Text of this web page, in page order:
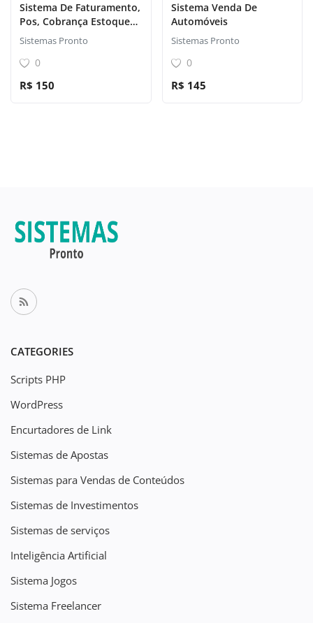
Sistema De Faturamento,
Pos, Cobrança Estoque
Com Gst E Crm
Sistemas Pronto
0
R$ 150
Sistema Venda De
Automóveis
Sistemas Pronto
0
R$ 145
CATEGORIES
Scripts PHP
WordPress
Encurtadores de Link
Sistemas de Apostas
Sistemas para Vendas de Conteúdos
Sistemas de Investimentos
Sistemas de serviços
Inteligência Artificial
Sistema Jogos
Sistema Freelancer